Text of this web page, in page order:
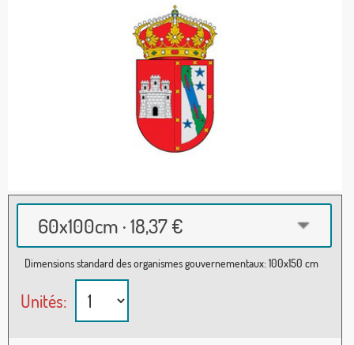
60x100cm · 18,37 €
Dimensions standard des organismes gouvernementaux: 100x150 cm
Unités: